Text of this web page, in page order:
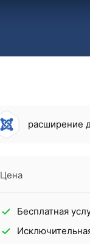
расширение
Цена
Бесплатная